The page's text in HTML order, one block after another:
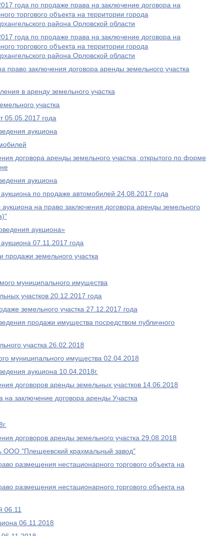
года по продаже права на заключение договора на
торгового объекта на территории города
района Орловской области
года по продаже права на заключение договора на
торгового объекта на территории города
района Орловской области
право заключения договора аренды земельного участка
в аренду земельного участка
участка
05.05.2017 года
аукциона
договора аренды земельного участка, открытого по форме
аукциона
по продаже автомобилей 24.08.2017 года
на право заключения договора аренды земельного
аукциона»
07.11.2017 года
земельного участка
муниципального имущества
участков 20.12.2017 года
земельного участка 27.12.2017 года
продажи имущества посредством публичного
участка 26.02.2018
муниципального имущества 02.04.2018
аукциона 10.04.2018г.
договоров аренды земельных участков 14.06.2018
на заключение договора аренды Участка
договоров аренды земельного участка 29.08.2018
ООО "Плещеевский крахмальный завод"
размещения нестационарного торгового объекта на
размещения нестационарного торгового объекта на
06.11
06.11.2018